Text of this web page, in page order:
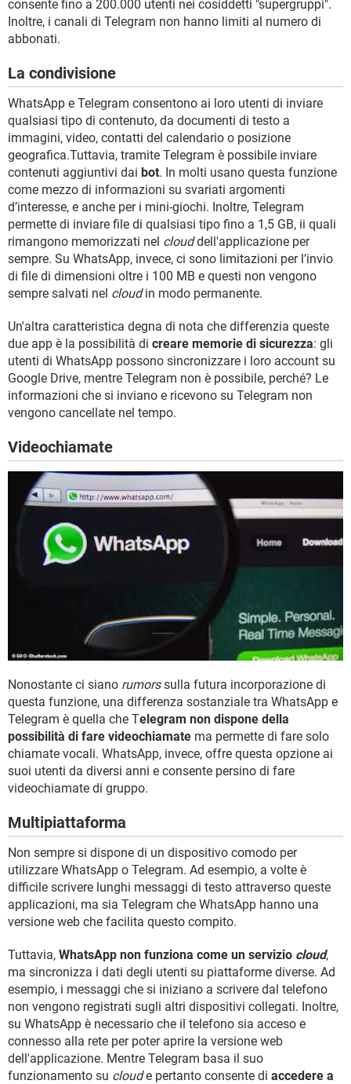
consente fino a 200.000 utenti nei cosiddetti "supergruppi".
Inoltre, i canali di Telegram non hanno limiti al numero di
abbonati.
La condivisione
WhatsApp e Telegram consentono ai loro utenti di inviare
qualsiasi tipo di contenuto, da documenti di testo a
immagini, video, contatti del calendario o posizione
geografica.Tuttavia, tramite Telegram è possibile inviare
contenuti aggiuntivi dai bot. In molti usano questa funzione
come mezzo di informazioni su svariati argomenti
d’interesse, e anche per i mini-giochi. Inoltre, Telegram
permette di inviare file di qualsiasi tipo fino a 1,5 GB, ii quali
rimangono memorizzati nel clouddell'applicazione per
sempre. Su WhatsApp, invece, ci sono limitazioni per l’invio
di file di dimensioni oltre i 100 MB e questi non vengono
sempre salvati nel cloudin modo permanente.
Un'altra caratteristica degna di nota che differenzia queste
due app è la possibilità di creare memorie di sicurezza: gli
utenti di WhatsApp possono sincronizzare i loro account su
Google Drive, mentre Telegram non è possibile, perché? Le
informazioni che si inviano e ricevono su Telegram non
vengono cancellate nel tempo.
Videochiamate
Nonostante ci siano rumorssulla futura incorporazione di
questa funzione, una differenza sostanziale tra WhatsApp e
Telegram è quella che Telegram non dispone della
possibilità di fare videochiamate ma permette di fare solo
chiamate vocali. WhatsApp, invece, offre questa opzione ai
suoi utenti da diversi anni e consente persino di fare
videochiamate di gruppo.
Multipiattaforma
Non sempre si dispone di un dispositivo comodo per
utilizzare WhatsApp o Telegram. Ad esempio, a volte è
difficile scrivere lunghi messaggi di testo attraverso queste
applicazioni, ma sia Telegram che WhatsApp hanno una
versione web che facilita questo compito.
Tuttavia, WhatsApp non funziona come un servizio cloud,
ma sincronizza i dati degli utenti su piattaforme diverse. Ad
esempio, i messaggi che si iniziano a scrivere dal telefono
non vengono registrati sugli altri dispositivi collegati. Inoltre,
su WhatsApp è necessario che il telefono sia acceso e
connesso alla rete per poter aprire la versione web
dell'applicazione. Mentre Telegram basa il suo
funzionamento su cloude pertanto consente di accedere a